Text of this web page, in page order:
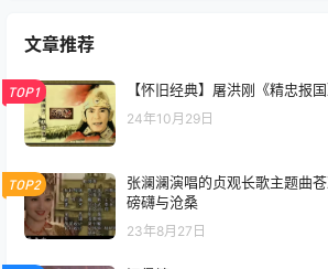
文章推荐
TOP1 【怀旧经典】屠洪刚《精忠报
24年10月29日
TOP2
张澜澜演唱的贞观长歌主题曲
磅礴与沧桑
23年8月27日